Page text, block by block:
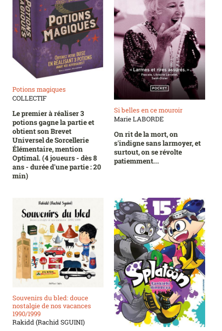
Potions magiques
COLLECTIF
Le premier à réaliser 3
potions gagne la partie et
obtient son Brevet
Universel de Sorcellerie
Élémentaire, mention
Optimal. (4 joueurs - dès 8
ans - durée d'une partie : 20
min)
Si belles en ce mouroir
Marie LABORDE
On rit de la mort, on
s'indigne sans larmoyer, et
surtout, on se révolte
patiemment...
Souvenirs du bled: douce
nostalgie de nos vacances
1990/1999
Rakidd (Rachid SGUINI)